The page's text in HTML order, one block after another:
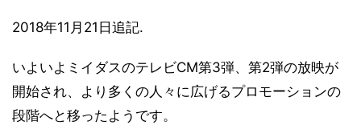
2018年11月21日追記.
いよいよミイダスのテレビCM第3弾、第2弾の放映が
開始され、より多くの人々に広げるプロモーションの
段階へと移ったようです。